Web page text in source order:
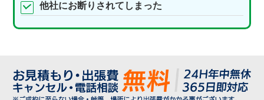
他社にお断りされてしまった